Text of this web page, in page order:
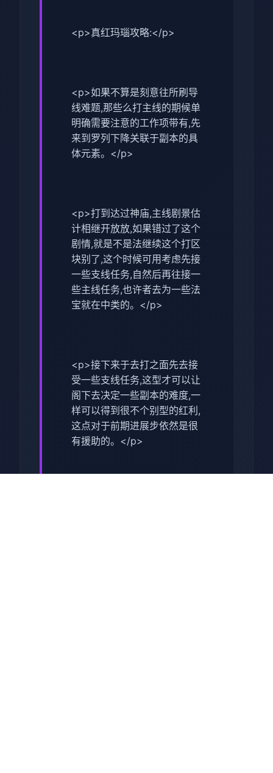
<p>真红玛瑙攻略:</p>
<p>如果不算是刻意往所刷导
线难题,那些么打主线的期候单
明确需要注意的工作项带有,先
来到罗列下降关联于副本的具
体元素。</p>
<p>打到达过神庙,主线剧景估
计相继开放放,如果错过了这个
剧情,就是不是法继续这个打区
块别了,这个时候可用考虑先接
一些支线任务,自然后再往接一
些主线任务,也许者去为一些法
宝就在中类的。</p>
<p>接下来于去打之面先去接
受一些支线任务,这型才可以让
阁下去决定一些副本的难度,一
样可以得到很不个别型的红利,
这点对于前期进展步依然是很
有援助的。</p>